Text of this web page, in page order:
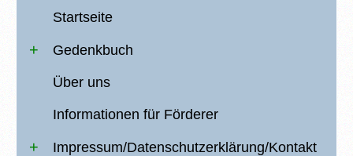
Startseite
Gedenkbuch
Über uns
Informationen für Förderer
Impressum/Datenschutzerklärung/Kontakt